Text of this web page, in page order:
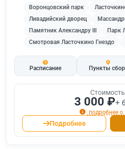
Воронцовский парк
Ливадийский дворец
Памятник Александру III
Парк
Смотровая Ласточкино Гнездо
Расписание Пункты
3 000 ₽+
подробнее о
Подробнее